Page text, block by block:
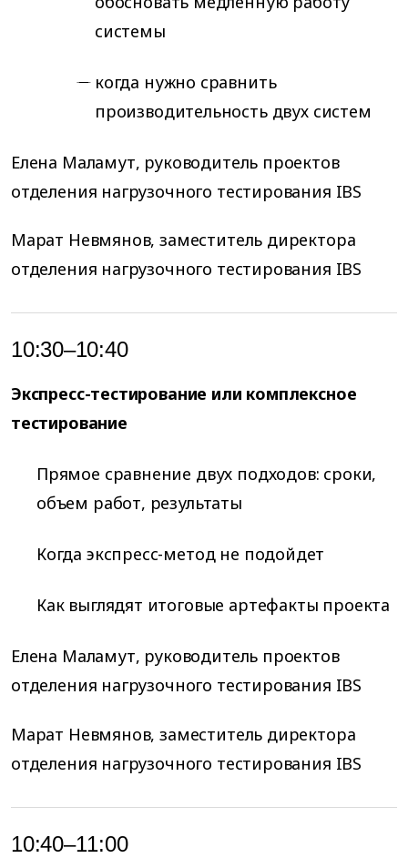
системы
когда нужно сравнить
производительность двух систем
Елена Маламут, руководитель проектов
отделения нагрузочного тестирования IBS
Марат Невмянов, заместитель директора
отделения нагрузочного тестирования IBS
10:30–10:40
Экспресс-тестирование или комплексное
тестирование
Прямое сравнение двух подходов: сроки,
объем работ, результаты
Когда экспресс-метод не подойдет
Как выглядят итоговые артефакты проекта
Елена Маламут, руководитель проектов
отделения нагрузочного тестирования IBS
Марат Невмянов, заместитель директора
отделения нагрузочного тестирования IBS
10:40–11:00